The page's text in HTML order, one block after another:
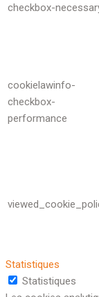
checkbox-
cookielawinfo-
checkbox-
performance
Statistiques
Statistiques